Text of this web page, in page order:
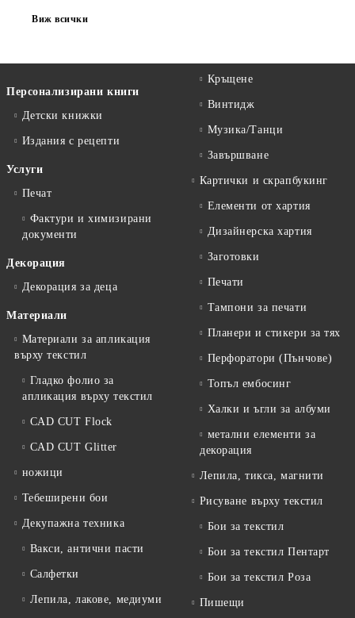
Виж всички
Персонализирани книги
Детски книжки
Издания с рецепти
Услуги
Печат
Фактури и химизирани
документи
Декорация
Декорация за деца
Материали
Материали за апликация
върху текстил
Гладко фолио за
апликация върху текстил
CAD CUT Flock
CAD CUT Glitter
ножици
Тебеширени бои
Декупажна техника
Вакси, антични пасти
Салфетки
Лепила, лакове, медиуми
Кръщене
Винтидж
Музика/Танци
Завършване
Картички и скрапбукинг
Елементи от хартия
Дизайнерска хартия
Заготовки
Печати
Тампони за печати
Планери и стикери за тях
Перфоратори (Пънчове)
Топъл ембосинг
Халки и ъгли за албуми
метални елементи за
декорация
Лепила, тикса, магнити
Рисуване върху текстил
Бои за текстил
Бои за текстил Пентарт
Бои за текстил Роза
Пишещи